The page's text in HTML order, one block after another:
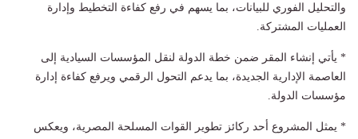
والتحليل الفوري للبيانات، بما يسهم في رفع كفاءة التخطيط وإدارة
العمليات المشتركة.
* يأتي إنشاء المقر ضمن خطة الدولة لنقل المؤسسات السيادية إلى
العاصمة الإدارية الجديدة، بما يدعم التحول الرقمي ويرفع كفاءة إدارة
مؤسسات الدولة.
* يمثل المشروع أحد ركائز تطوير القوات المسلحة المصرية، ويعكس